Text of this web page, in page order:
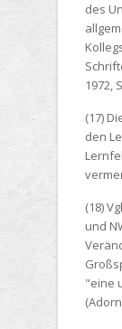
des
1972,
(17)
den
(18)
und
"eine